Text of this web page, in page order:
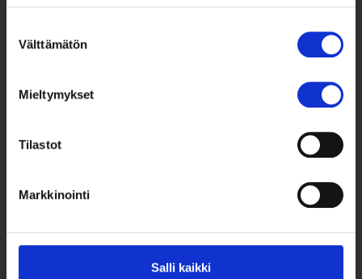
valinta
Välttämätön
Mieltymykset
Tilastot
Markkinointi
Salli kaikki
Globaalikeskus
Taksvärkki-keräys